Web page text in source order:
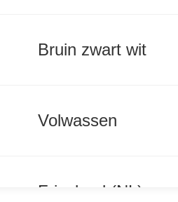
Bruin zwart wit
Volwassen
Friesland (NL)